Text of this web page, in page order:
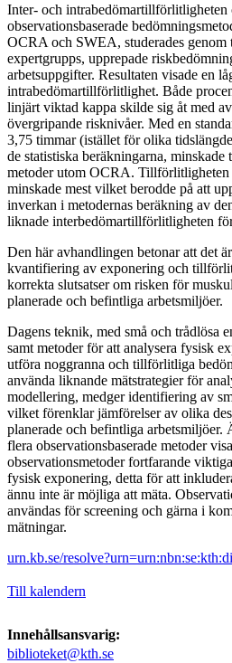
Inter- och intrabedömartillförlitligheten
observationsbaserade
OCRA och SWEA, studerades genom
expertgrupps, upprepade
arbetsuppgifter. Resultaten visade en
intrabedömartillförlitlighet. Både
linjärt viktad kappa skilde sig åt med
övergripande risknivåer. Med en
3,75 timmar (istället för olika
de statistiska beräkningarna,
metoder utom OCRA.
minskade mest vilket berodde på att
inverkan i metodernas beräkning av
liknade interbedömartillförlitligheten
Den här avhandlingen betonar att det
kvantifiering av exponering och
korrekta slutsatser om risken för
planerade och befintliga arbetsmiljöer.
Dagens teknik, med små och trådlösa
samt metoder för att analysera fysisk
utföra noggranna och tillförlitliga
använda liknande mätstrategier för
modellering, medger identifiering av
vilket förenklar jämförelser av olika
planerade och befintliga
flera observationsbaserade metoder
observationsmetoder fortfarande
fysisk exponering, detta för att
ännu inte är möjliga att mäta.
användas för screening och gärna i
mätningar.
urn.kb.se/
Till kalendern
Innehållsansvarig:
biblioteket@kth.se